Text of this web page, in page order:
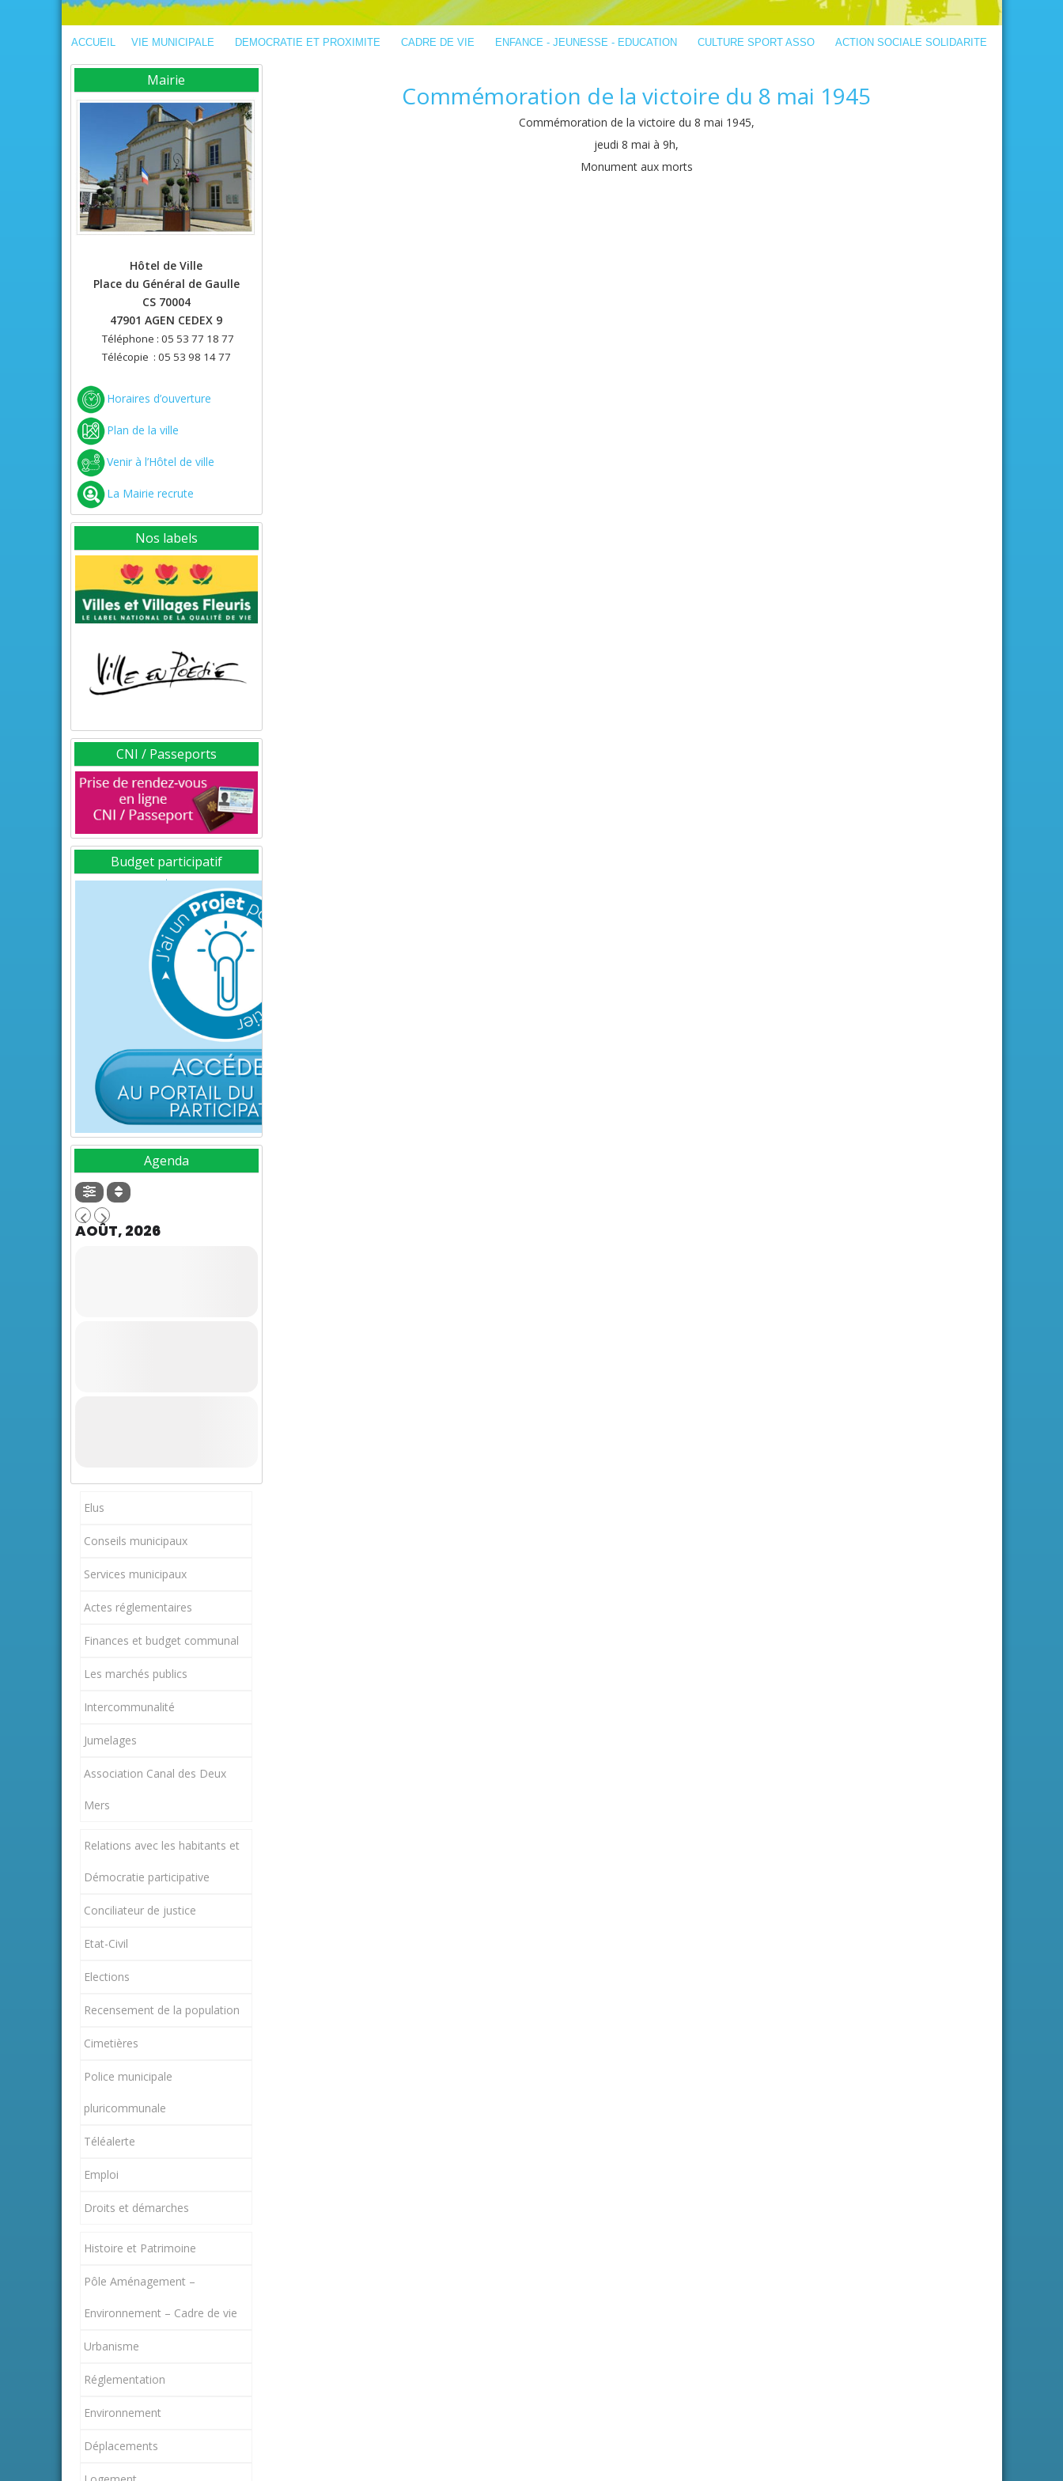
ACCUEIL VIE MUNICIPALE DEMOCRATIE ET PROXIMITE CADRE DE VIE ENFANCE - JEUNESSE - EDUCATION CULTURE SPORT ASSO ACTION SOCIALE SOLIDARITE
Mairie
Hôtel de Ville
Place du Général de Gaulle
CS 70004
47901 AGEN CEDEX 9
Téléphone : 05 53 77 18 77
Télécopie : 05 53 98 14 77
Horaires d’ouverture
Plan de la ville
Venir à l’Hôtel de ville
La Mairie recrute
Nos labels
CNI / Passeports
Budget participatif
Agenda
AOÛT, 2026
Elus
Conseils municipaux
Services municipaux
Actes réglementaires
Finances et budget communal
Les marchés publics
Intercommunalité
Jumelages
Association Canal des Deux
Mers
Relations avec les habitants et
Démocratie participative
Conciliateur de justice
Etat-Civil
Elections
Recensement de la population
Cimetières
Police municipale
pluricommunale
Téléalerte
Emploi
Droits et démarches
Histoire et Patrimoine
Pôle Aménagement –
Environnement – Cadre de vie
Urbanisme
Réglementation
Environnement
Déplacements
Commémoration de la victoire du 8 mai 1945
Commémoration de la victoire du 8 mai 1945,
jeudi 8 mai à 9h,
Monument aux morts